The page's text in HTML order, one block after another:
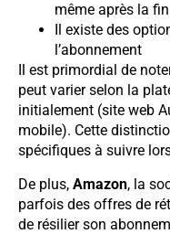
même après la
Il existe des
l’abonnement
Il est primordial de
peut varier selon la
initialement (site web
mobile). Cette
spécifiques à suivre
De plus, Amazon, la
parfois des offres de
de résilier son